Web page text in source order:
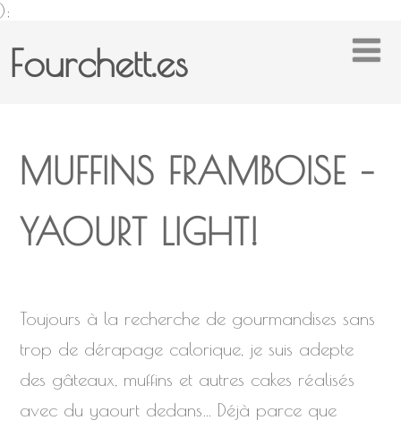
);
Fourchett.es
MUFFINS FRAMBOISE –
YAOURT LIGHT!
Toujours à la recherche de gourmandises sans
trop de dérapage calorique, je suis adepte
des gâteaux, muffins et autres cakes réalisés
avec du yaourt dedans… Déjà parce que